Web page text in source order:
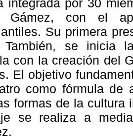
Gámez, con el
Su primera
También, se inicia
con la creación del
El objetivo
como fórmula de
formas de la cultura
se realiza a